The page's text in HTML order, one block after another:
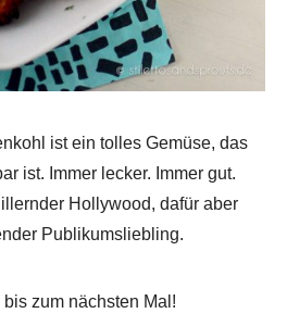
ist ein tolles Gemüse, das
ist. Immer lecker. Immer gut.
Hollywood, dafür aber
Publikumsliebling.
zum nächsten Mal!